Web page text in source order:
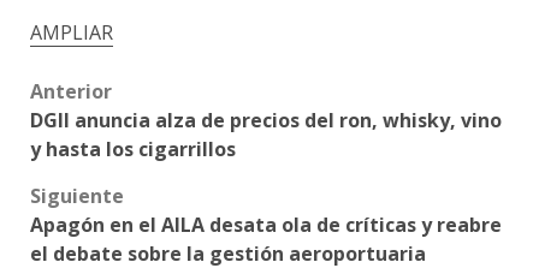
AMPLIAR
Post
navigation
Anterior
DGII anuncia alza de precios del ron, whisky, vino
y hasta los cigarrillos
Siguiente
Apagón en el AILA desata ola de críticas y reabre
el debate sobre la gestión aeroportuaria